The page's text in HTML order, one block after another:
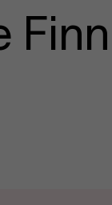
Finn